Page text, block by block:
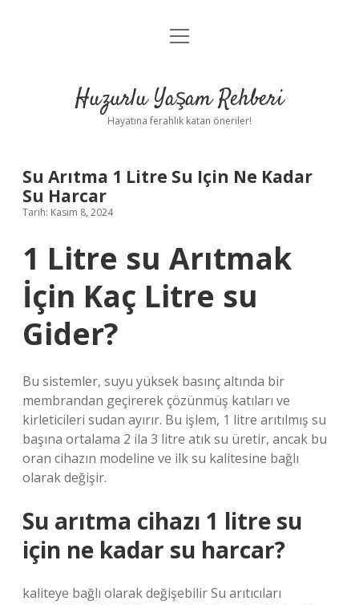
Anasayfa
Yasal Uyarı
menüyü
Huzurlu Yaşam Rehberi
Hayatına ferahlık katan öneriler!
Su Arıtma 1 Litre Su Için Ne Kadar
Su Harcar
Tarih: Kasım 8, 2024
1 Litre su Arıtmak
İçin Kaç Litre su
Gider?
Bu sistemler, suyu yüksek basınç altında bir
membrandan geçirerek çözünmüş katıları ve
kirleticileri sudan ayırır. Bu işlem, 1 litre arıtılmış su
başına ortalama 2 ila 3 litre atık su üretir, ancak bu
oran cihazın modeline ve ilk su kalitesine bağlı
olarak değişir.
Su arıtma cihazı 1 litre su
için ne kadar su harcar?
kaliteye bağlı olarak değişebilir Su arıtıcıları